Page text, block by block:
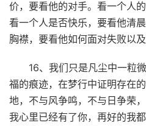
价，要看他的对手。看一个人
看一个人是否快乐，要看他清
胸襟，要看他如何面对失败以及
16、我们只是凡尘中一粒
福的痕迹，在梦行中证明存在
地，不与风争鸣，不与日争荣
我心里已经有了你，再好的我